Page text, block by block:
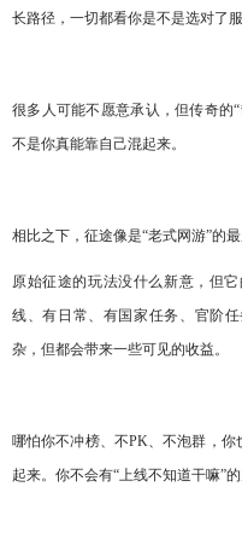
长路径，一切都看你是不是选对了
很多人可能不愿意承认，但传奇的
不是你真能靠自己混起来。
相比之下，征途像是“老式网游”的
原始征途的玩法没什么新意，但
线、有日常、有国家任务、官阶
杂，但都会带来一些可见的收益。
哪怕你不冲榜、不PK、不泡群，你
起来。你不会有“上线不知道干嘛”的